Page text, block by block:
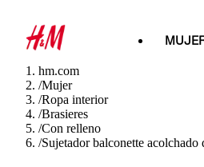
hm.com
/Mujer
/Ropa interior
/Brasieres
/Con relleno
/Sujetador balconette acolchado